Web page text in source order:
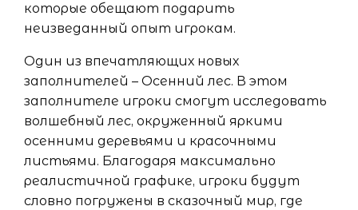
которые обещают подарить
неизведанный опыт игрокам.
Один из впечатляющих новых
заполнителей – Осенний лес. В этом
заполнителе игроки смогут исследовать
волшебный лес, окруженный яркими
осенними деревьями и красочными
листьями. Благодаря максимально
реалистичной графике, игроки будут
словно погружены в сказочный мир, где